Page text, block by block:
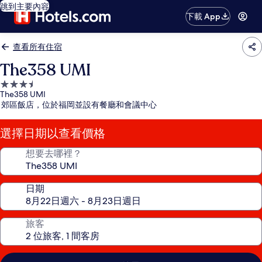
跳到主要內容
下載 App
查看所有住宿
The358 UMI
3.5
星
級
住
宿
The358 UMI
郊區飯店，位於福岡並設有餐廳和會議中心
選擇日期以查看價格
想要去哪裡？
日期
旅客